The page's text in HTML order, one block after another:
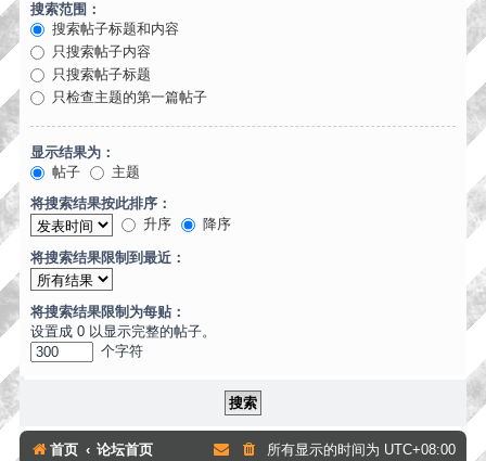
搜索范围：
搜索帖子标题和内容
只搜索帖子内容
只搜索帖子标题
只检查主题的第一篇帖子
显示结果为：
帖子
主题
将搜索结果按此排序：
升序
降序
将搜索结果限制到最近：
将搜索结果限制为每贴：
设置成 0 以显示完整的帖子。
个字符
首页 论坛首页 所有显示的时间为 UTC+08:00